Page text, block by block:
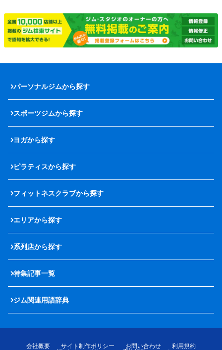
パーソナルジムから探す
スポーツジムから探す
ヨガから探す
ピラティスから探す
フィットネスクラブから探す
エリアから探す
系列店から探す
特集記事一覧
ジム関連用語辞典
会社概要 サイト制作ポリシー お問い合わせ
利用規約